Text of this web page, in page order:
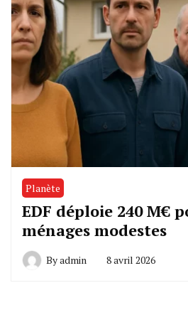
Planète
EDF déploie 240 M€
ménages modestes
Byadmin 8 avril 2026